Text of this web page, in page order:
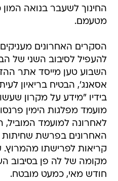
החינוך לשעבר בנואה
מטעמם.
הסקרים האחרונים מעניקים
להעפיל לסיבוב השני של
השבוע טען מייסד אתר
אסאנג', הבטיח בריאיון
בידיו "מידע על מקרון
מועמד מפלגות הימין
לאחרונה למועמד
האחרונים בפרשת
קריאות לפרישתו מהמרוץ.
מקומה של לה פן בסיבוב
חודש מאי, כמעט מובטח.